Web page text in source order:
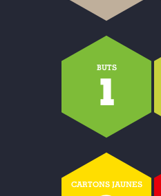
BUTS
1
CARTONS JAUNES